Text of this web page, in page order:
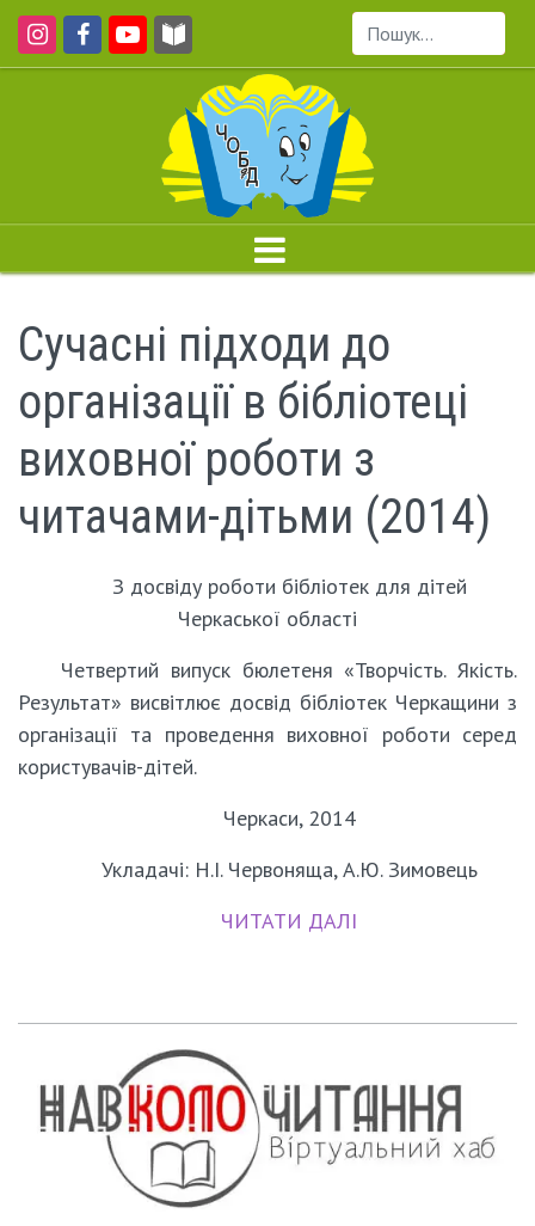
Пошук...
Сучасні підходи до
організації в бібліотеці
виховної роботи з
читачами-дітьми (2014)
З досвіду роботи бібліотек для дітей
Черкаської області
Четвертий випуск бюлетеня «Творчість. Якість.
Результат» висвітлює досвід бібліотек Черкащини з
організації та проведення виховної роботи серед
користувачів-дітей.
Черкаси, 2014
Укладачі: Н.І. Червоняща, А.Ю. Зимовець
ЧИТАТИ ДАЛІ